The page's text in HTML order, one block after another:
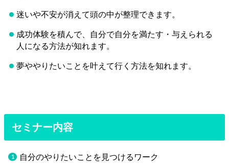
迷いや不安が消えて頭の中が整理できます。
成功体験を積んで、自分で自分を満たす・与えられる
人になる方法が知れます。
夢ややりたいことを叶えて行く方法を知れます。
セミナー内容
自分のやりたいことを見つけるワーク